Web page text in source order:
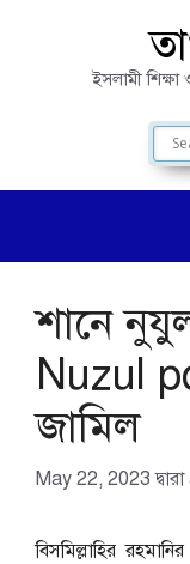
ইসলামী
শানে
Nuzul
জামিল
May 22, 2023 দ্বারা
বিসমিল্লাহির